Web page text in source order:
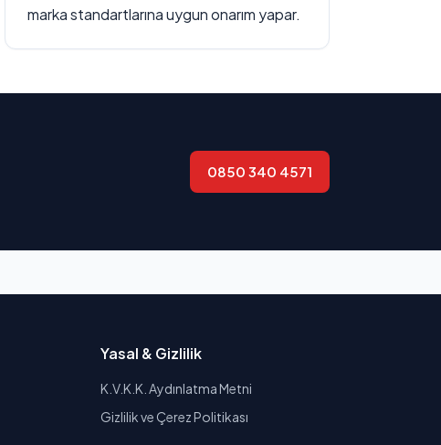
marka standartlarına uygun onarım yapar.
0850 340 4571
Yasal & Gizlilik
K.V.K.K. Aydınlatma Metni
Gizlilik ve Çerez Politikası